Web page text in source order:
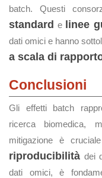
batch. Questi
standard e linee
dati omici e hanno
a scala di
Conclusioni
Gli effetti batch
ricerca biomedica,
mitigazione è
riproducibilità dei
dati omici, è